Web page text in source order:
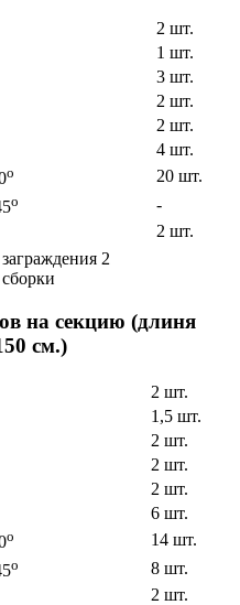
2 шт.
1 шт.
3 шт.
2 шт.
2 шт.
4 шт.
o
20 шт.
o
-
2 шт.
2
на секцию (длиня
см.)
2 шт.
1,5 шт.
2 шт.
2 шт.
2 шт.
6 шт.
o
14 шт.
o
8 шт.
2 шт.